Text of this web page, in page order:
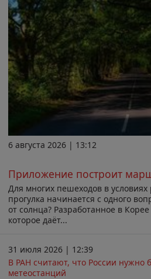
6 августа 2026 | 13:12
Приложение построит
Для многих пешеходов в
прогулка начинается с одного
от солнца? Разработанное в
которое даёт...
31 июля 2026 | 12:39
В РАН считают, что России нужно
метеостанций